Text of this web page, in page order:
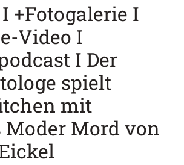
+Fotogalerie I
Video I
I Der
spielt
mit
Moder Mord von